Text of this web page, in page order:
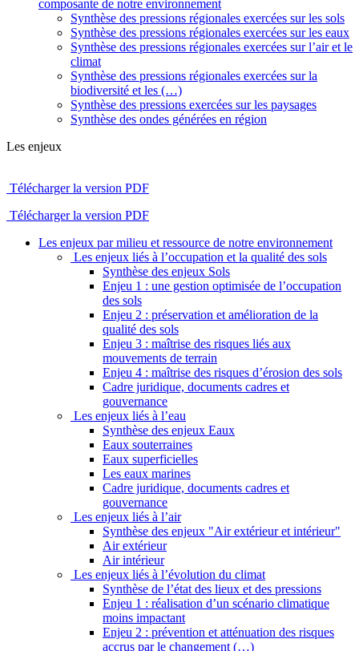
composante de notre environnement
Synthèse des pressions régionales exercées sur les sols
Synthèse des pressions régionales exercées sur les eaux
Synthèse des pressions régionales exercées sur l’air et le
climat
Synthèse des pressions régionales exercées sur la
biodiversité et les (…)
Synthèse des pressions exercées sur les paysages
Synthèse des ondes générées en région
Les enjeux
Télécharger la version PDF
Télécharger la version PDF
Les enjeux par milieu et ressource de notre environnement
Les enjeux liés à l’occupation et la qualité des sols
Synthèse des enjeux Sols
Enjeu 1 : une gestion optimisée de l’occupation
des sols
Enjeu 2 : préservation et amélioration de la
qualité des sols
Enjeu 3 : maîtrise des risques liés aux
mouvements de terrain
Enjeu 4 : maîtrise des risques d’érosion des sols
Cadre juridique, documents cadres et
gouvernance
Les enjeux liés à l’eau
Synthèse des enjeux Eaux
Eaux souterraines
Eaux superficielles
Les eaux marines
Cadre juridique, documents cadres et
gouvernance
Les enjeux liés à l’air
Synthèse des enjeux "Air extérieur et intérieur"
Air extérieur
Air intérieur
Les enjeux liés à l’évolution du climat
Synthèse de l’état des lieux et des pressions
Enjeu 1 : réalisation d’un scénario climatique
moins impactant
Enjeu 2 : prévention et atténuation des risques
accrus par le changement (…)